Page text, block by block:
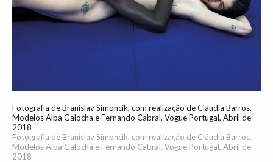
Fotografia de Branislav Simoncik, com realização de Cláudia Barros.
Modelos Alba Galocha e Fernando Cabral. Vogue Portugal, Abril de
2018
Fotografia de Branislav Simoncik, com realização de Cláudia Barros.
Modelos Alba Galocha e Fernando Cabral. Vogue Portugal, Abril de
2018